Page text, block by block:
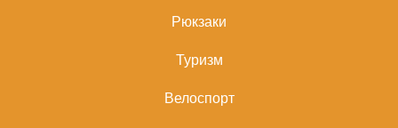
Рюкзаки
Туризм
Велоспорт